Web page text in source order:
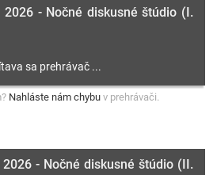
2026 - Nočné diskusné štúdio (I.
Nahláste nám chybu v prehrávači.
- Nočné diskusné štúdio (II.